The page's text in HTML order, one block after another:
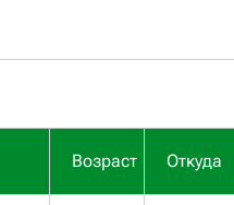
Возраст Откуда